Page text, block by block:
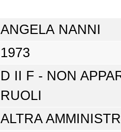
ANGELA NANNI
1973
D II F - NON
RUOLI
ALTRA